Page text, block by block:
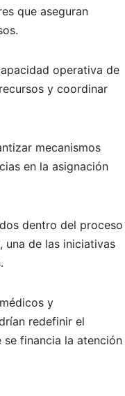
que aseguran
operativa de
y coordinar
mecanismos
en la asignación
dentro del proceso
una de las iniciativas
y
redefinir el
financia la atención